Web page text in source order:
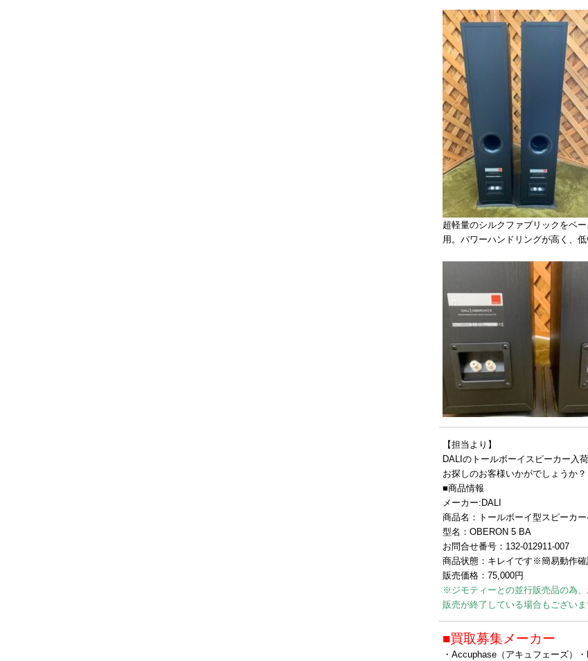
超軽量のシルクファブリックをベ
用。パワーハンドリングが高く、
【担当より】
DALIのトールボーイスピーカー入
お探しのお客様いかがでしょうか？
■商品情報
メーカー:DALI
商品名：トールボーイ型スピーカー
型名：OBERON 5 BA
お問合せ番号：132-012911-007
商品状態：キレイです※簡易動作確
販売価格：75,000円
※ジモティーとの並行販売品の為
販売が終了している場合もございま
■買取募集メーカー
・Accuphase（アキュフェーズ）